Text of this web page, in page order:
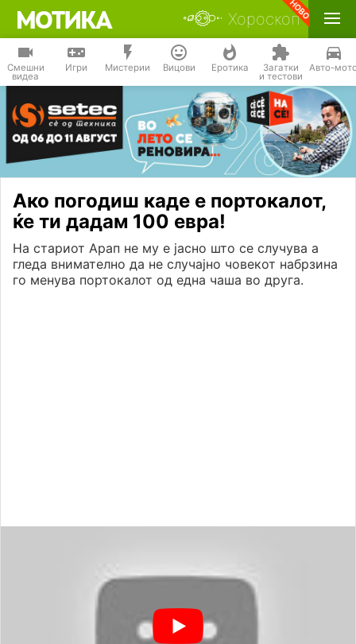
Хороскоп
Смешни
видеа
Игри Мистерии Вицови Еротика Загатки
и тестови
Авто-
Ако погодиш каде е портокалот,
ќе ти дадам 100 евра!
На стариот Арап не му е јасно што се случува а
гледа внимателно да не случајно човекот набрзина
го менува портокалот од една чаша во друга.